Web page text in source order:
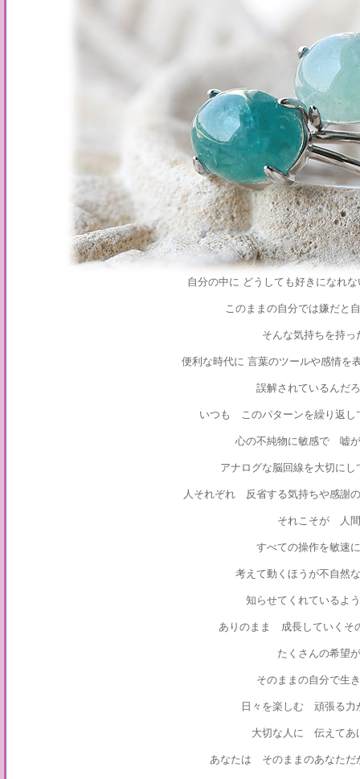
自分の中に どうしても好きになれ
このままの自分では嫌だと
そんな気持ちを持
便利な時代に 言葉のツールや感情を
誤解されているん
いつも このパターンを繰り返し
心の不純物に敏感で 嘘
アナログな脳回線を大切に
人それぞれ 反省する気持ちや感謝
それこそが 人
すべての操作を敏
考えて動くほうが不自然
知らせてくれているよ
ありのまま 成長していくそ
たくさんの希望
そのままの自分で
日々を楽しむ 頑張る力
大切な人に 伝えて
あなたは そのままのあなた